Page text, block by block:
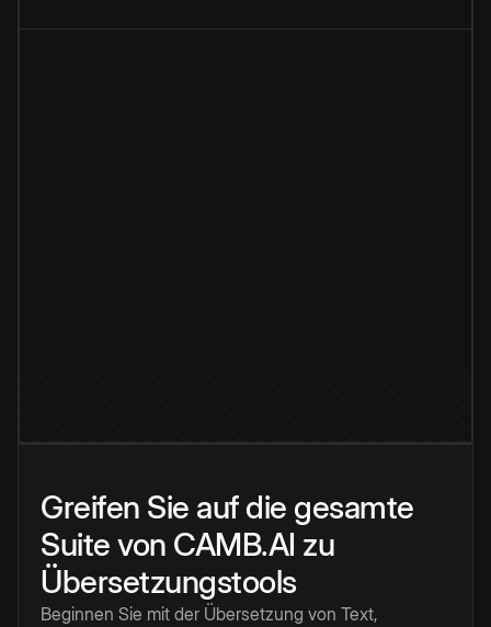
Greifen Sie auf die gesamte
Suite von CAMB.AI zu
Übersetzungstools
Beginnen Sie mit der Übersetzung von Text,